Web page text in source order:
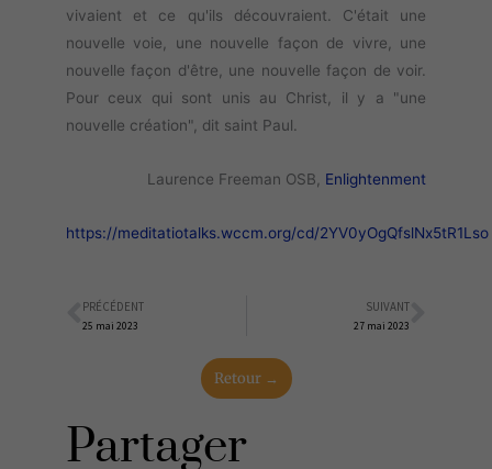
vivaient et ce qu'ils découvraient. C'était une
nouvelle voie, une nouvelle façon de vivre, une
nouvelle façon d'être, une nouvelle façon de voir.
Pour ceux qui sont unis au Christ, il y a "une
nouvelle création", dit saint Paul.
Laurence Freeman OSB, Enlightenment
https://meditatiotalks.wccm.org/cd/2YV0yOgQfslNx5tR1Lso
Précédent
PRÉCÉDENT
25 mai 2023
SUIVANT
27 mai 2023
Retour →
Partager